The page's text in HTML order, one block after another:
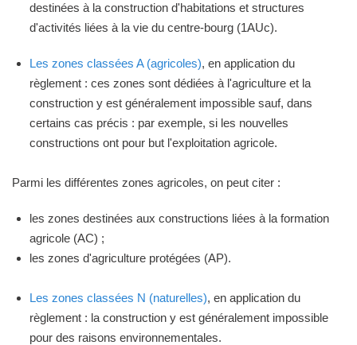
destinées à la construction d'habitations et structures
d'activités liées à la vie du centre-bourg (1AUc).
Les zones classées A (agricoles), en application du
règlement : ces zones sont dédiées à l'agriculture et la
construction y est généralement impossible sauf, dans
certains cas précis : par exemple, si les nouvelles
constructions ont pour but l'exploitation agricole.
Parmi les différentes zones agricoles, on peut citer :
les zones destinées aux constructions liées à la formation
agricole (AC) ;
les zones d'agriculture protégées (AP).
Les zones classées N (naturelles), en application du
règlement : la construction y est généralement impossible
pour des raisons environnementales.